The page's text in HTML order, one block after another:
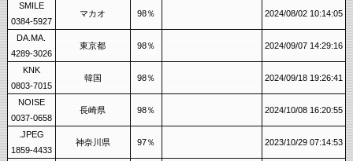
SMILE
0384-5927
マカオ 98％ 2024/08/02 10:14:05
DA.MA.
4289-3026
東京都 98％ 2024/09/07 14:29:16
KNK
0803-7015
韓国 98％ 2024/09/18 19:26:41
NOISE
0037-0658
長崎県 98％ 2024/10/08 16:20:55
.JPEG
1859-4433
神奈川県 97％ 2023/10/29 07:14:53